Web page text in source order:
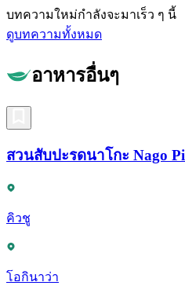
บทความใหม่กำลังจะมาเร็ว ๆ นี้
ดูบทความทั้งหมด
อาหารอื่นๆ
สวนสับปะรดนาโกะ Nago
คิวชู
โอกินาว่า